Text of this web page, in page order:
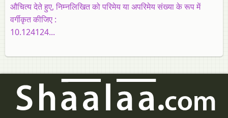
औचित्य देते हुए, निम्नलिखित को परिमेय या अपरिमेय संख्या के रूप में
वर्गीकृत कीजिए :
10.124124...